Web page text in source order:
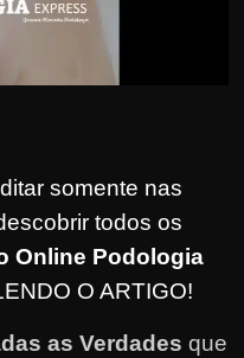
somente nas
todos os
Online Podologia
O ARTIGO!
as Verdades que